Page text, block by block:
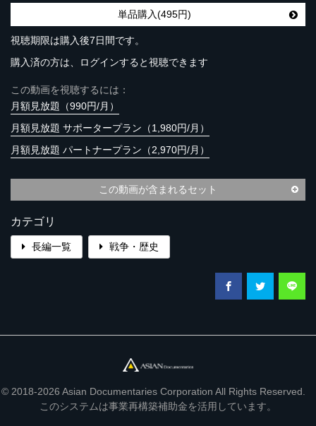
単品購入(495円)
視聴期限は購入後7日間です。
購入済の方は、ログインすると視聴できます
この動画を視聴するには：
月額見放題（990円/月）
月額見放題 サポータープラン（1,980円/月）
月額見放題 パートナープラン（2,970円/月）
この動画が含まれるセット
カテゴリ
長編一覧 戦争・歴史
© 2018-2026 Asian Documentaries Corporation All Rights Reserved.
このシステムは事業再構築補助金を活用しています。